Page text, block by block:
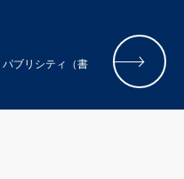
ブリシティ（書